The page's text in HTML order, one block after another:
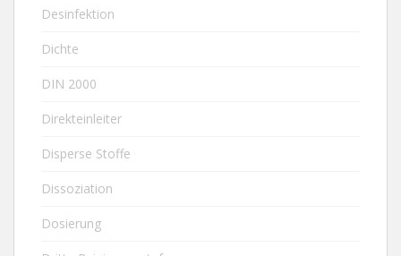
Desinfektion
Dichte
DIN 2000
Direkteinleiter
Disperse Stoffe
Dissoziation
Dosierung